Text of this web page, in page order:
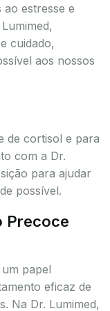
estresse e
cuidado,
aos nossos
de cortisol e para
com a Dr.
para ajudar
possível.
Precoce
papel
eficaz de
Na Dr. Lumimed,